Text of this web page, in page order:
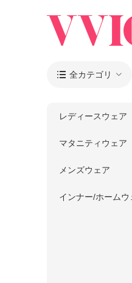
 全カテゴリ
レディースウェア
マタニティウェア
メンズウェア
インナー/ホームウ